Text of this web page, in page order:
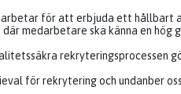
arbetar för att erbjuda ett hållbart
medarbetare ska känna en hög
rekryteringsprocessen
för rekrytering och undanber